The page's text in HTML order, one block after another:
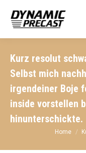
Kurz resolut
Selbst mich
irgendeiner Boje
inside vorstellen
hinunterschickte.
You are
Home